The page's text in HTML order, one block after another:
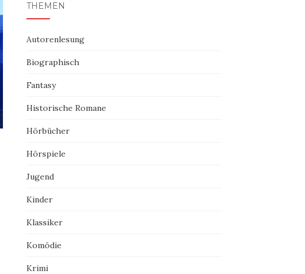
THEMEN
Autorenlesung
Biographisch
Fantasy
Historische Romane
Hörbücher
Hörspiele
Jugend
Kinder
Klassiker
Komödie
Krimi